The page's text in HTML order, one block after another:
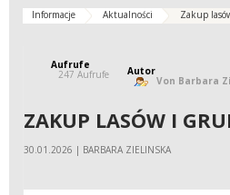
Informacje Aktualności Zakup
Aufrufe
247 Aufrufe Autor
Von Barbara
ZAKUP LASÓW I
30.01.2026 | BARBARA ZIELINSKA